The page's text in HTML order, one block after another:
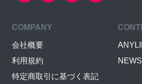
COMPANY
会社概要
利用規約
特定商取引に基づく表記
NEWS